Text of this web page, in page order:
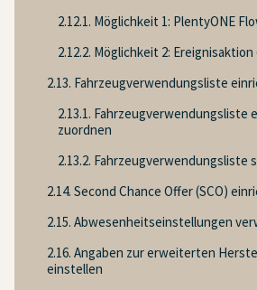
2.12.1. Möglichkeit 1: PlentyONE
2.12.2. Möglichkeit 2:
2.13. Fahrzeugverwendungsliste
2.13.1. Fahrzeugverwendungsliste
zuordnen
2.13.2. Fahrzeugverwendungsliste
2.14. Second Chance Offer (SCO)
2.15. Abwesenheitseinstellungen
2.16. Angaben zur erweiterten
einstellen